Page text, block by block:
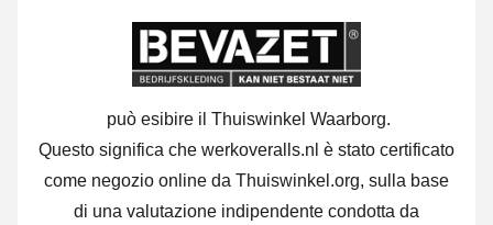
può esibire il Thuiswinkel Waarborg.
Questo significa che werkoveralls.nl è stato certificato
come negozio online da Thuiswinkel.org, sulla base
di una valutazione indipendente condotta da